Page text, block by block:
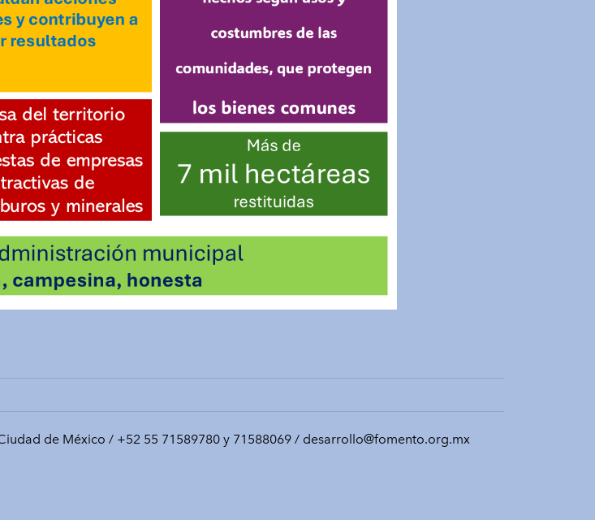
de México / +52 55 71589780 y 71588069 / desarrollo@fomento.org.mx​